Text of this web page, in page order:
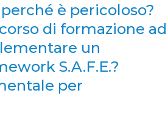
è pericoloso?
di formazione ad
un
S.A.F.E.?
per